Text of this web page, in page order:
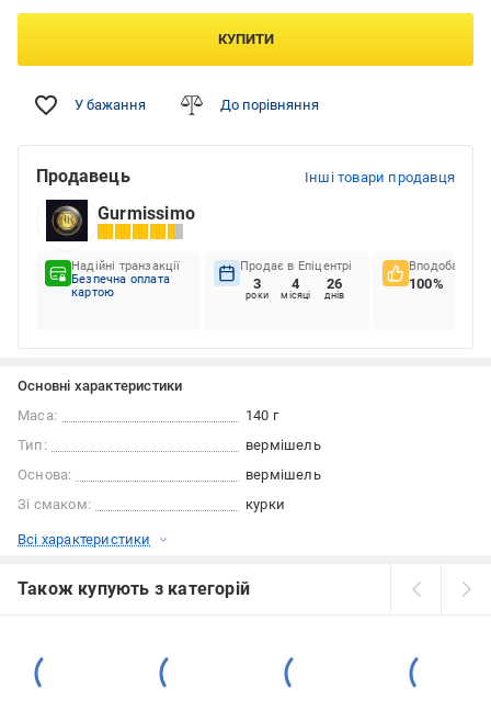
КУПИТИ
У бажання До порівняння
Продавець Інші товари продавця
Gurmissimo
Надійні транзакції
Безпечна оплата
картою
Продає в Епіцентрі
3
роки
4
місяці
26
днів
Вподобання
100%
Основні характеристики
Маса:
140 г
Тип:
вермішель
Основа:
вермішель
Зі смаком:
курки
Всі характеристики
Також купують з категорій